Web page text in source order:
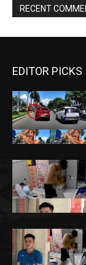
RECENT
EDITOR PICKS